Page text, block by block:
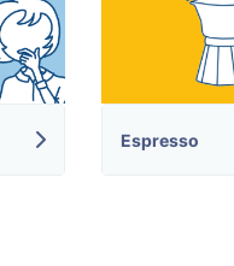
Espresso